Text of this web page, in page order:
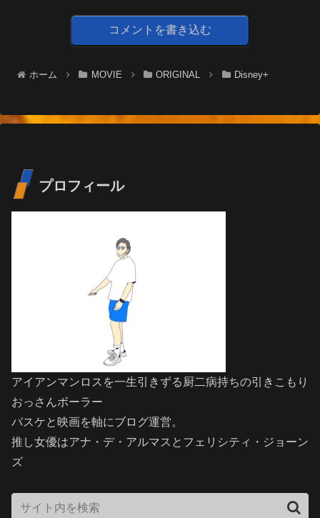
コメントを書き込む
ホーム MOVIE ORIGINAL Disney+
プロフィール
アイアンマンロスを一生引きずる厨二病持ちの引きこもり
おっさんボーラー
バスケと映画を軸にブログ運営。
推し女優はアナ・デ・アルマスとフェリシティ・ジョーン
ズ